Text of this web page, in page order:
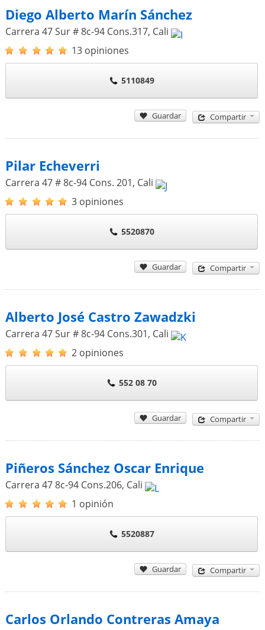
Diego Alberto Marín Sánchez
Carrera 47 Sur # 8c-94 Cons.317, Cali
13 opiniones
5110849
Guardar Compartir
Pilar Echeverri
Carrera 47 # 8c-94 Cons. 201, Cali
3 opiniones
5520870
Guardar Compartir
Alberto José Castro Zawadzki
Carrera 47 Sur # 8c-94 Cons.301, Cali
2 opiniones
552 08 70
Guardar Compartir
Piñeros Sánchez Oscar Enrique
Carrera 47 8c-94 Cons.206, Cali
1 opinión
5520887
Guardar Compartir
Carlos Orlando Contreras Amaya